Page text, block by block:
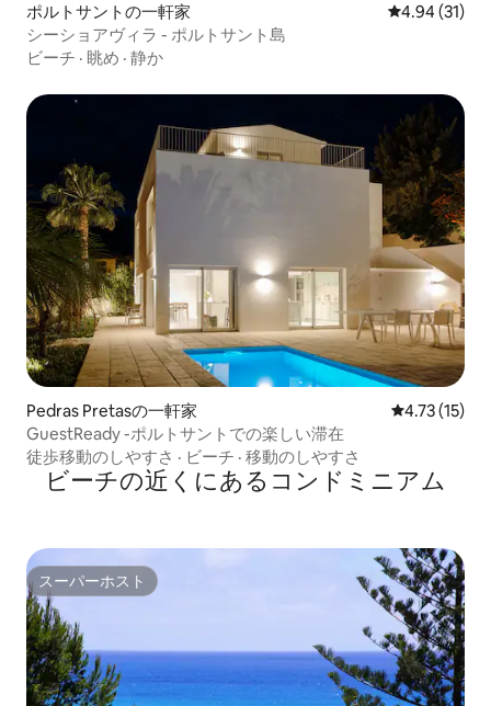
ポルトサントの一軒家 レビュー31
4.94 (31)
シーショアヴィラ - ポルトサント島
ビーチ · 眺め · 静か
Pedras Pretasの一軒家 レビュー15
4.73 (15)
GuestReady -ポルトサントでの楽しい滞在
徒歩移動のしやすさ · ビーチ · 移動のしやすさ
ビーチの近くにあるコンドミニアム
スーパーホスト
スーパーホスト